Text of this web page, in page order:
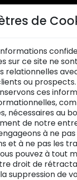
>> nos Offres
magasin
client est ouvert
9h à 12h et de 14h
de
sur ce site ne
relationnelles
ou prospects.
ces
nécessaires au
de notre
à ne
et à ne pas les
pouvez à tout
droit de
suppression de